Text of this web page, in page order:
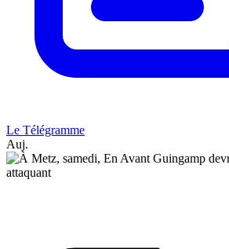
Le Télégramme
Auj.